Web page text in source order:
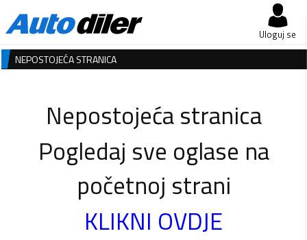
Uloguj se
NEPOSTOJEĆA STRANICA
Nepostojeća stranica
Pogledaj sve oglase na
početnoj strani
KLIKNI OVDJE